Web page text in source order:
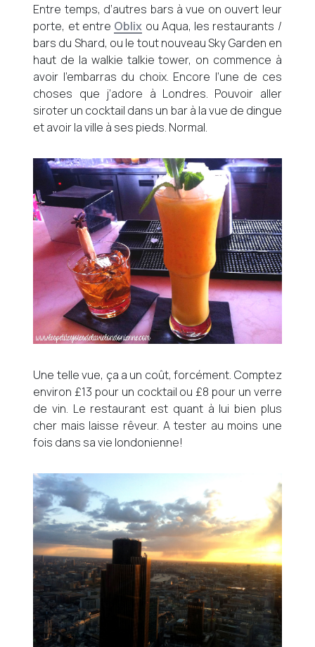
Entre temps, d’autres bars à vue on ouvert leur
porte, et entre Oblix ou Aqua, les restaurants /
bars du Shard, ou le tout nouveau Sky Garden en
haut de la walkie talkie tower, on commence à
avoir l’embarras du choix. Encore l’une de ces
choses que j’adore à Londres. Pouvoir aller
siroter un cocktail dans un bar à la vue de dingue
et avoir la ville à ses pieds. Normal.
Une telle vue, ça a un coût, forcément. Comptez
environ £13 pour un cocktail ou £8 pour un verre
de vin. Le restaurant est quant à lui bien plus
cher mais laisse rêveur. A tester au moins une
fois dans sa vie londonienne!